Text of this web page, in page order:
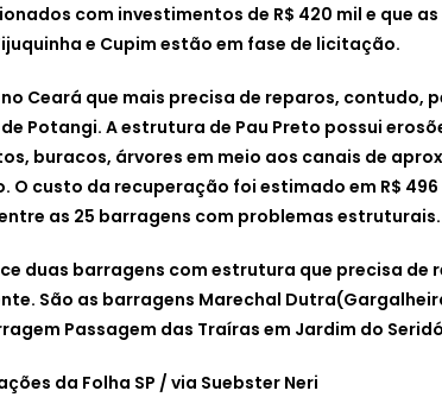
com investimentos de R$ 420 mil e que
e Cupim estão em fase de licitação.
Ceará que mais precisa de reparos, contudo,
Potangi. A estrutura de Pau Preto possui
buracos, árvores em meio aos canais de
O custo da recuperação foi estimado em R$ 496
as 25 barragens com problemas estruturais.
duas barragens com estrutura que precisa de
São as barragens Marechal
Passagem das Traíras em Jardim do
da Folha SP / via Suebster Neri